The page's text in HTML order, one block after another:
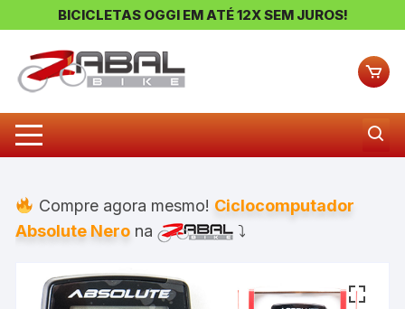
BICICLETAS OGGI EM ATÉ 12X SEM JUROS!
Compre agora mesmo! Ciclocomputador
Absolute Nero na ⤵